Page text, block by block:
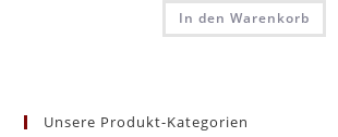
In den Warenkorb
Unsere Produkt-Kategorien